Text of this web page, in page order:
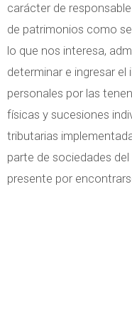
carácter de
de patrimonios como
lo que nos interesa,
determinar e ingresar
personales por las
físicas y sucesiones
tributarias
parte de sociedades
presente por